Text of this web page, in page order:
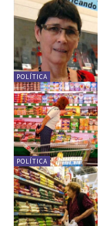
POLÍTICA
POLÍTICA